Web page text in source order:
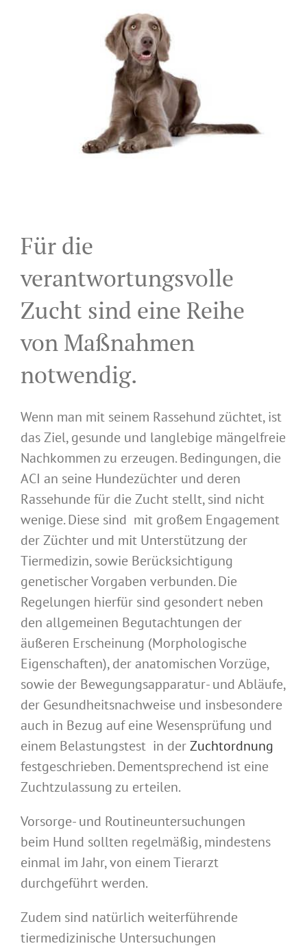
Für die
verantwortungsvolle
Zucht sind eine Reihe
von Maßnahmen
notwendig.
Wenn man mit seinem Rassehund züchtet, ist
das Ziel, gesunde und langlebige mängelfreie
Nachkommen zu erzeugen. Bedingungen, die
ACI an seine Hundezüchter und deren
Rassehunde für die Zucht stellt, sind nicht
wenige. Diese sind mit großem Engagement
der Züchter und mit Unterstützung der
Tiermedizin, sowie Berücksichtigung
genetischer Vorgaben verbunden. Die
Regelungen hierfür sind gesondert neben
den allgemeinen Begutachtungen der
äußeren Erscheinung (Morphologische
Eigenschaften), der anatomischen Vorzüge,
sowie der Bewegungsapparatur- und Abläufe,
der Gesundheitsnachweise und insbesondere
auch in Bezug auf eine Wesensprüfung und
einem Belastungstest in derZuchtordnung
festgeschrieben. Dementsprechend ist eine
Zuchtzulassung zu erteilen.
Vorsorge- und Routineuntersuchungen
beim Hund sollten regelmäßig, mindestens
einmal im Jahr, von einem Tierarzt
durchgeführt werden.
Zudem sind natürlich weiterführende
tiermedizinische Untersuchungen